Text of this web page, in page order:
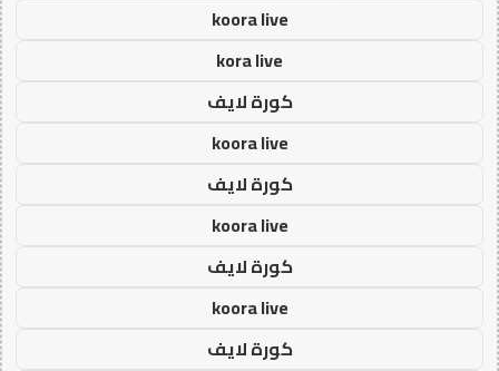
koora live
kora live
كورة لايف
koora live
كورة لايف
koora live
كورة لايف
koora live
كورة لايف